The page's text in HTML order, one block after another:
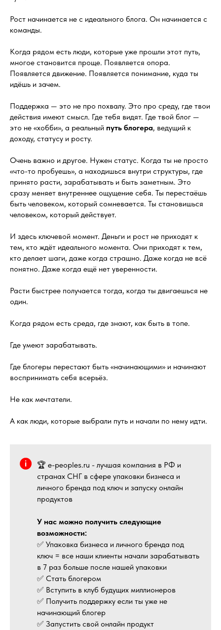
Рост начинается не с идеального блога. Он начинается с
команды.
Когда рядом есть люди, которые уже прошли этот путь,
многое становится проще. Появляется опора.
Появляется движение. Появляется понимание, куда ты
идёшь и зачем.
Поддержка — это не про похвалу. Это про среду, где твои
действия имеют смысл. Где тебя видят. Где твой блог —
это не «хобби», а реальный путь блогера, ведущий к
доходу, статусу и росту.
Очень важно и другое. Нужен статус. Когда ты не просто
«что-то пробуешь», а находишься внутри структуры, где
принято расти, зарабатывать и быть заметным. Это
сразу меняет внутреннее ощущение себя. Ты перестаёшь
быть человеком, который сомневается. Ты становишься
человеком, который действует.
И здесь ключевой момент. Деньги и рост не приходят к
тем, кто ждёт идеального момента. Они приходят к тем,
кто делает шаги, даже когда страшно. Даже когда не всё
понятно. Даже когда ещё нет уверенности.
Расти быстрее получается тогда, когда ты двигаешься не
один.
Когда рядом есть среда, где знают, как быть в топе.
Где умеют зарабатывать.
Где блогеры перестают быть «начинающими» и начинают
воспринимать себя всерьёз.
Не как мечтатели.
А как люди, которые выбрали путь и начали по нему идти.
🏆 e-peoples.ru - лучшая компания в РФ и
странах СНГ в сфере упаковки бизнеса и
личного бренда под ключ и запуску онлайн
продуктов
У нас можно получить следующие
возможности:
✅ Упаковка бизнеса и личного бренда под
ключ = все наши клиенты начали зарабатывать
в 7 раз больше после нашей упаковки
✅ Стать блогером
✅ Вступить в клуб будущих миллионеров
✅ Получить поддержку если ты уже не
начинающий блогер
✅ Запустить свой онлайн продукт